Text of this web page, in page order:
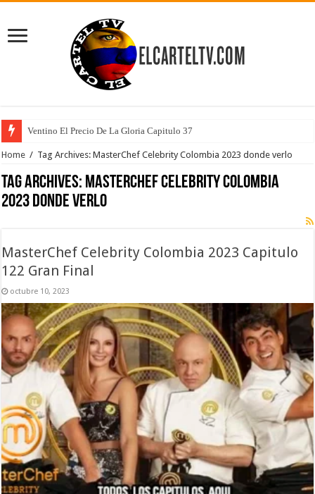
Ventino El Precio De La Gloria Capitulo 37
Home / Tag Archives: MasterChef Celebrity Colombia 2023 donde verlo
Tag Archives: MasterChef Celebrity Colombia
2023 donde verlo
MasterChef Celebrity Colombia 2023 Capitulo
122 Gran Final
octubre 10, 2023